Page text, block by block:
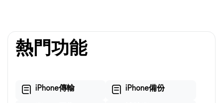
熱門功能
iPhone傳輸 iPhone備份